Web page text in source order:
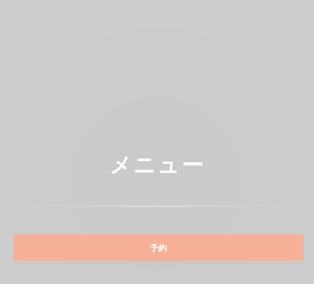
メニュー
予約